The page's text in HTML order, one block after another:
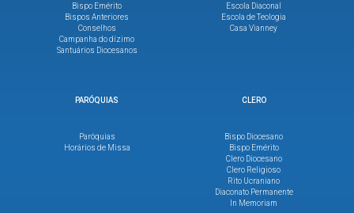
Bispo Emérito
Bispos Anteriores
Conselhos
Campanha do dízimo
Santuários Diocesanos
Escola Diaconal
Escola de Teologia
Casa Vianney
PARÓQUIAS
Paróquias
Horários de Missa
CLERO
Bispo Diocesano
Bispo Emérito
Clero Diocesano
Clero Religioso
Rito Ucraniano
Diaconato Permanente
In Memoriam